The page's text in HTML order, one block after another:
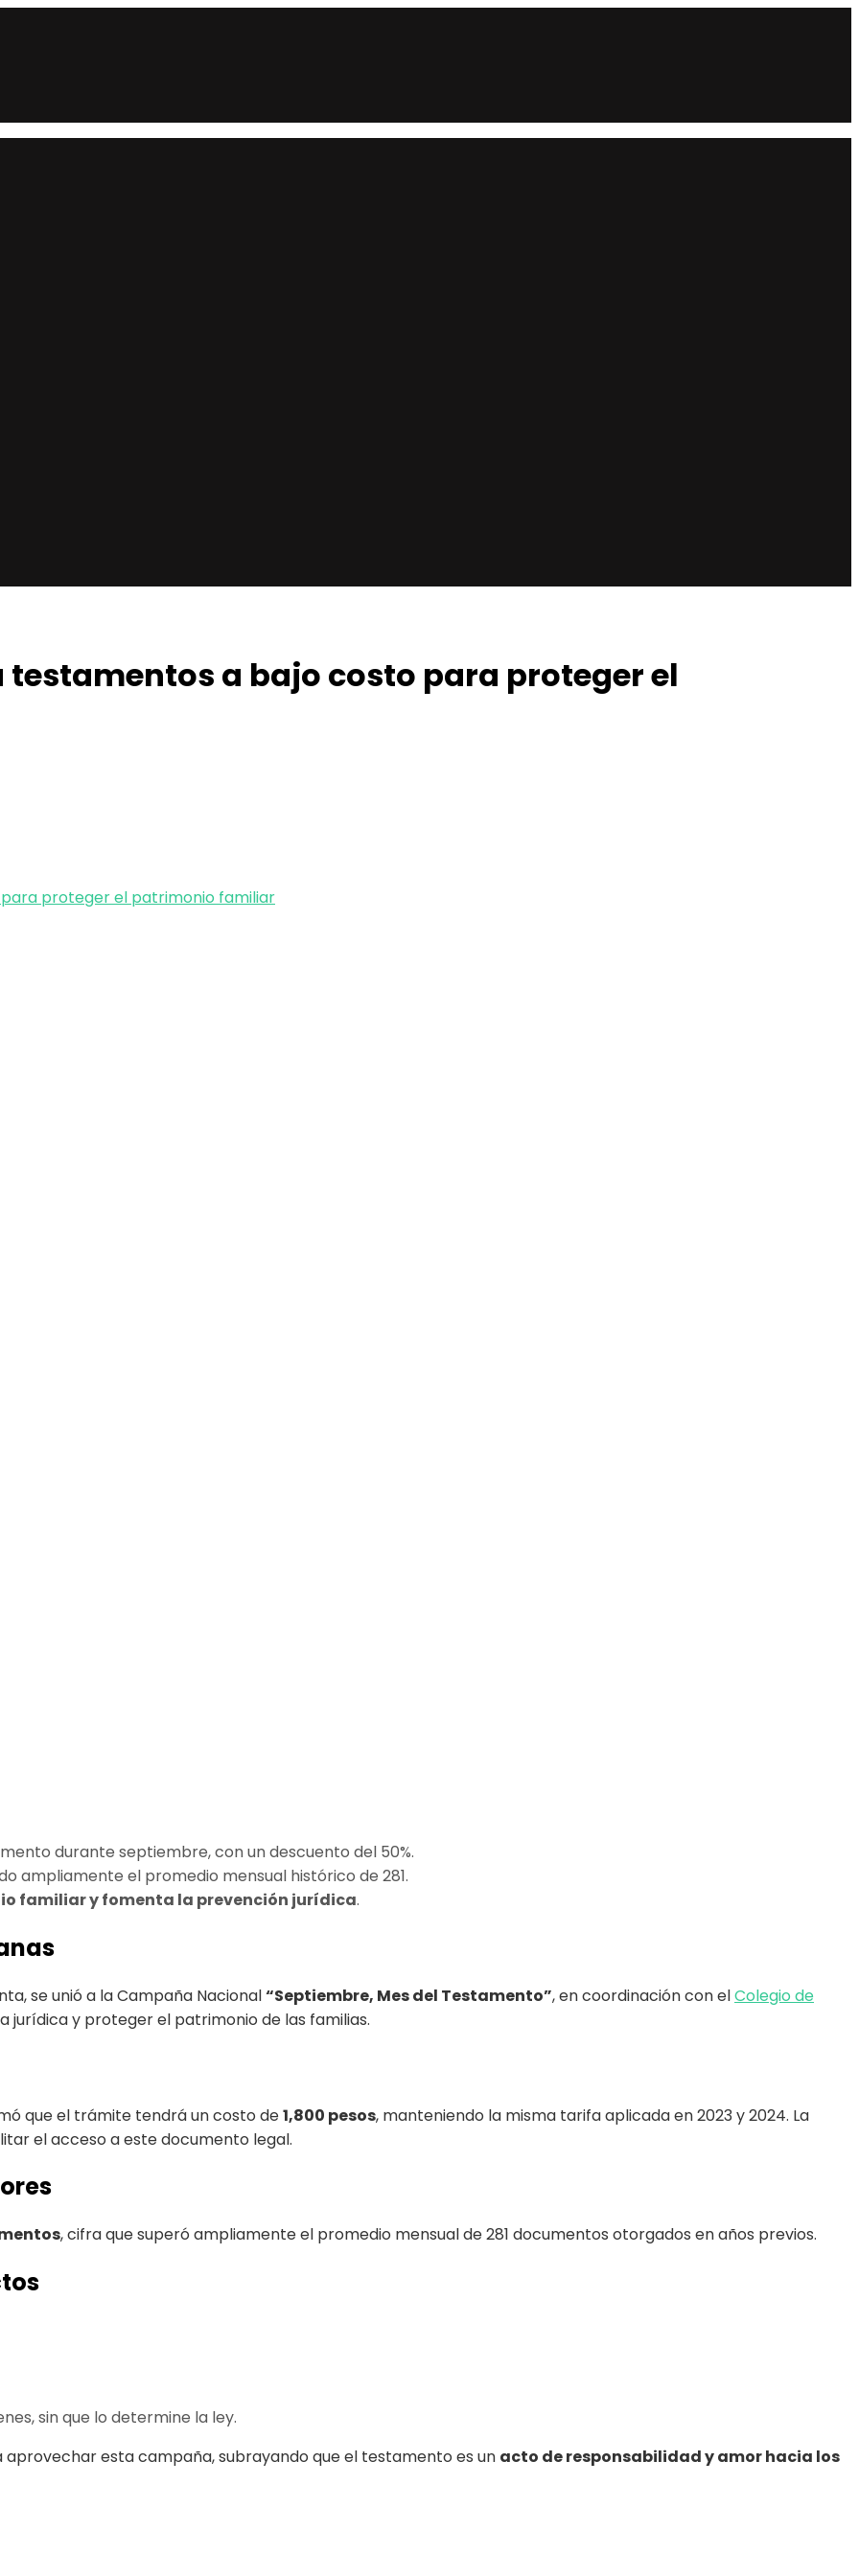
a bajo costo para proteger el
durante septiembre, con un descuento del 50%.
ampliamente el promedio mensual histórico de 281.
familiar y fomenta la prevención jurídica.
se unió a la Campaña Nacional“Septiembre, Mes del Testamento”, en coordinación con elColegio de
jurídica y proteger el patrimonio de las familias.
que el trámite tendrá un costo de1,800 pesos, manteniendo la misma tarifa aplicada en 2023 y 2024. La
el acceso a este documento legal.
, cifra que superó ampliamente el promedio mensual de 281 documentos otorgados en años previos.
sin que lo determine la ley.
esta campaña, subrayando que el testamento es un acto de responsabilidad y amor hacia los